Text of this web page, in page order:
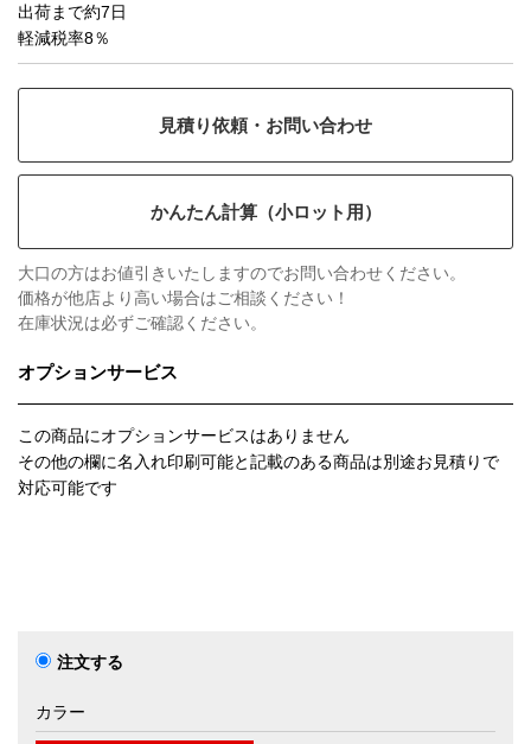
出荷まで約7日
軽減税率8％
見積り依頼・お問い合わせ
かんたん計算（小ロット用）
大口の方はお値引きいたしますのでお問い合わせください。
価格が他店より高い場合はご相談ください！
在庫状況は必ずご確認ください。
オプションサービス
この商品にオプションサービスはありません
その他の欄に名入れ印刷可能と記載のある商品は別途お見積りで
対応可能です
注文する
カラー